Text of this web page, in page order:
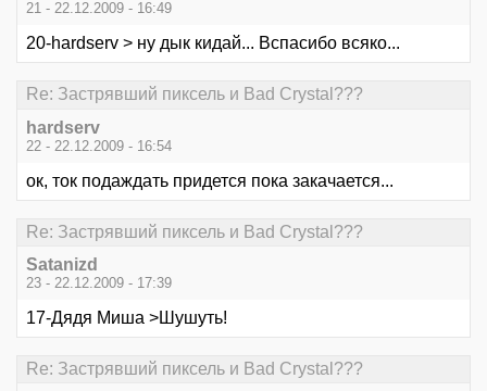
21 - 22.12.2009 - 16:49
20-hardserv > ну дык кидай... Вспасибо всяко...
Re: Застрявший пиксель и Bad Crystal???
hardserv
22 - 22.12.2009 - 16:54
ок, ток подаждать придется пока закачается...
Re: Застрявший пиксель и Bad Crystal???
Satanizd
23 - 22.12.2009 - 17:39
17-Дядя Миша >Шушуть!
Re: Застрявший пиксель и Bad Crystal???